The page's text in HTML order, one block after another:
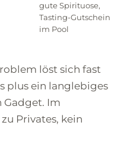
gute Spirituose,
Tasting-Gutschein
im Pool
löst sich fast
plus ein langlebiges
Gadget. Im
Privates, kein